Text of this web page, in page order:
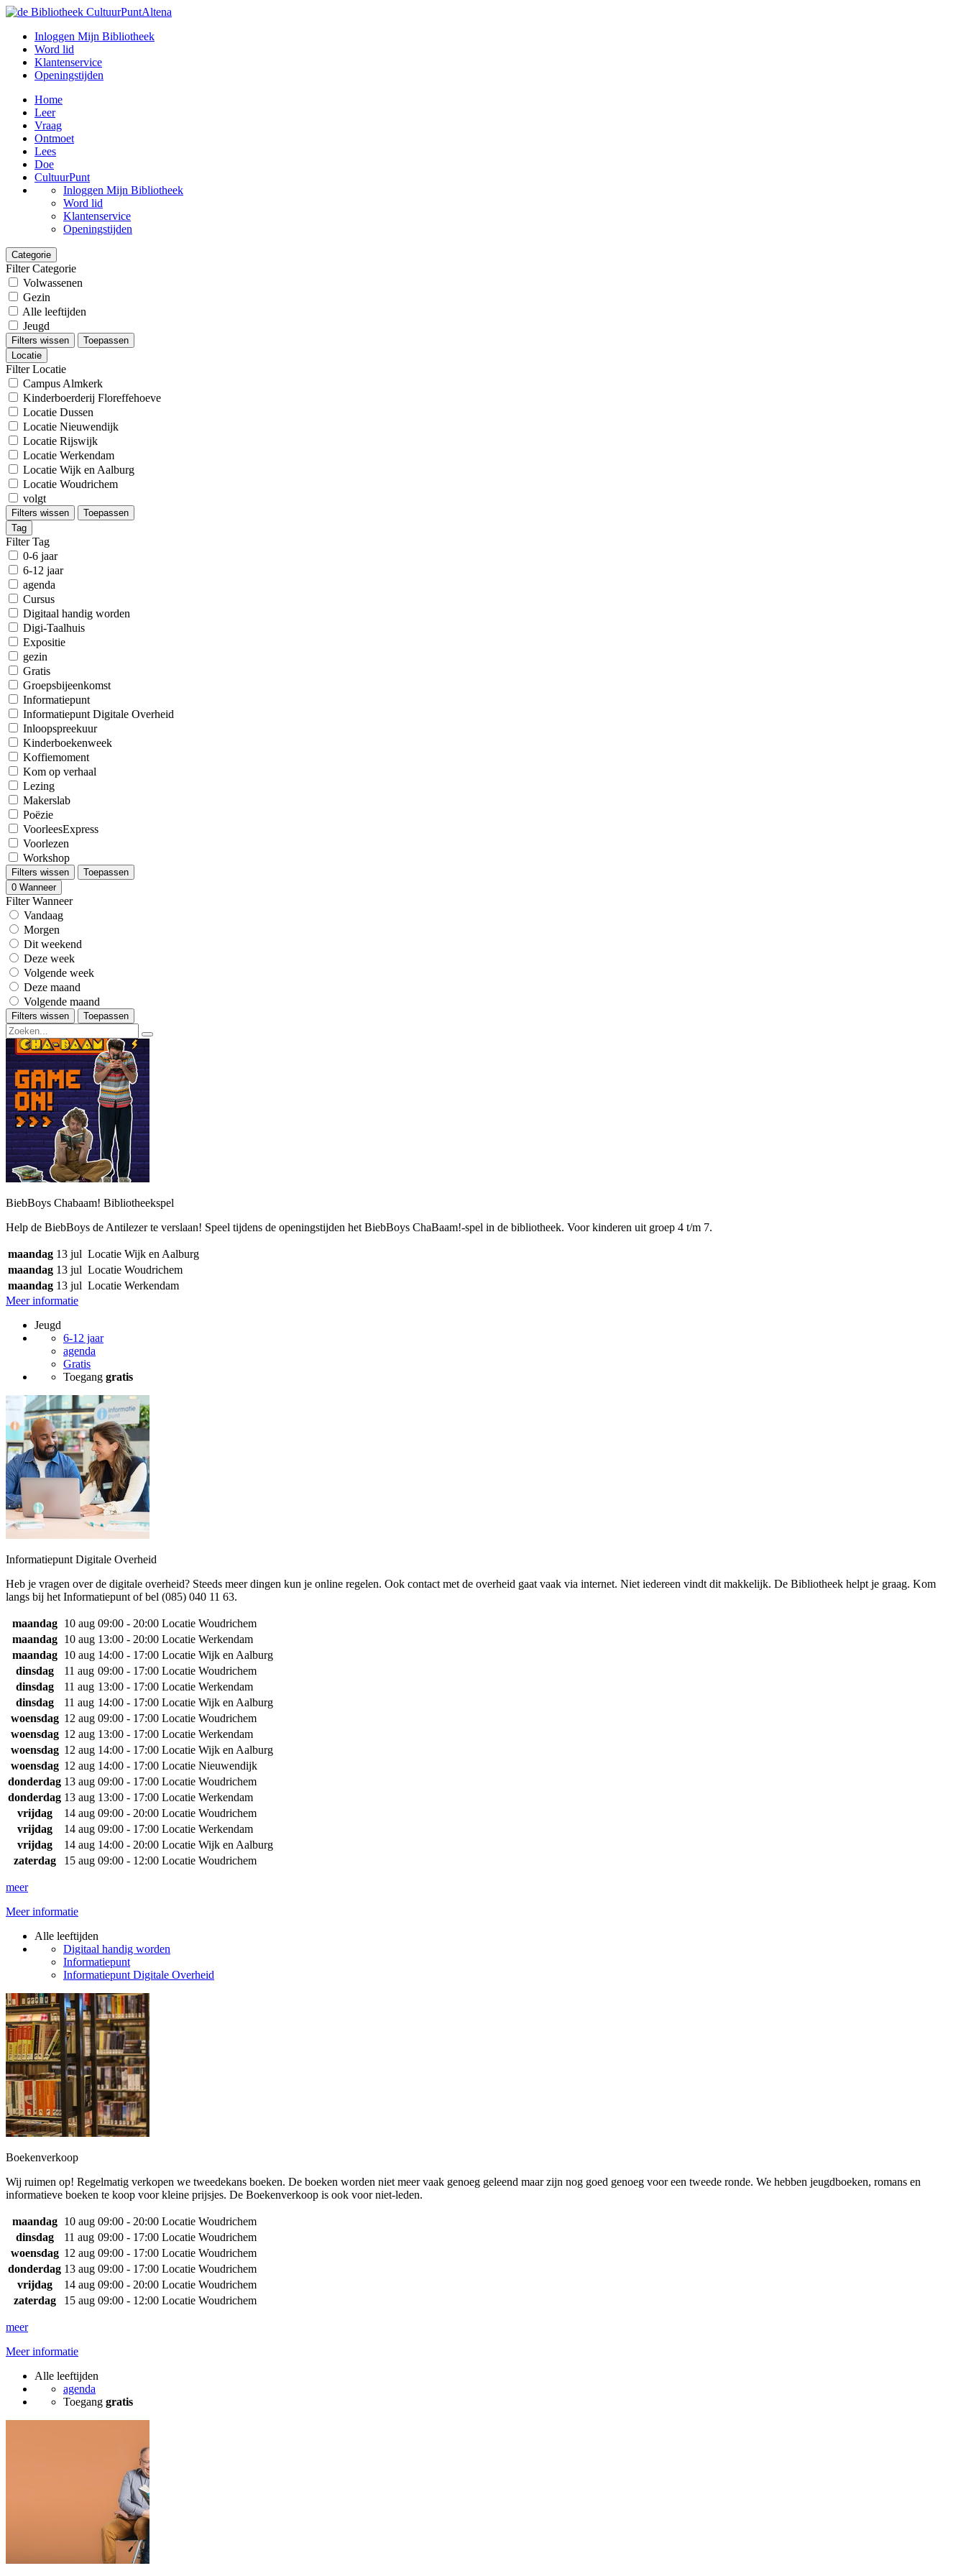
Inloggen Mijn Bibliotheek
Word lid
Klantenservice
Openingstijden
Home
Leer
Vraag
Ontmoet
Lees
Doe
CultuurPunt
Inloggen Mijn Bibliotheek
Word lid
Klantenservice
Openingstijden
Categorie
Filter Categorie
Volwassenen
Gezin
Alle leeftijden
Jeugd
Filters wissen
Toepassen
Locatie
Filter Locatie
Campus Almkerk
Kinderboerderij Floreffehoeve
Locatie Dussen
Locatie Nieuwendijk
Locatie Rijswijk
Locatie Werkendam
Locatie Wijk en Aalburg
Locatie Woudrichem
volgt
Filters wissen
Toepassen
Tag
Filter Tag
0-6 jaar
6-12 jaar
agenda
Cursus
Digitaal handig worden
Digi-Taalhuis
Expositie
gezin
Gratis
Groepsbijeenkomst
Informatiepunt
Informatiepunt Digitale Overheid
Inloopspreekuur
Kinderboekenweek
Koffiemoment
Kom op verhaal
Lezing
Makerslab
Poëzie
VoorleesExpress
Voorlezen
Workshop
Filters wissen
Toepassen
0 Wanneer
Filter Wanneer
Vandaag
Morgen
Dit weekend
Deze week
Volgende week
Deze maand
Volgende maand
Filters wissen Toepassen
BiebBoys Chabaam! Bibliotheekspel
Help de BiebBoys de Antilezer te verslaan! Speel tijdens de openingstijden het BiebBoys ChaBaam!-spel in de bibliotheek. Voor kinderen uit groep 4 t/m 7.
maandag 13 jul Locatie Wijk en Aalburg
maandag 13 jul Locatie Woudrichem
maandag 13 jul Locatie Werkendam
Meer informatie
Jeugd
6-12 jaar
agenda
Gratis
Toegang gratis
Informatiepunt Digitale Overheid
Heb je vragen over de digitale overheid? Steeds meer dingen kun je online regelen. Ook contact met de overheid gaat vaak via internet. Niet iedereen vindt dit makkelijk. De Bibliotheek helpt je graag. Kom
langs bij het Informatiepunt of bel (085) 040 11 63.
maandag 10 aug 09:00 - 20:00 Locatie Woudrichem
maandag
10 aug 13:00 - 20:00 Locatie Werkendam
maandag
10 aug 14:00 - 17:00 Locatie Wijk en Aalburg
dinsdag
11 aug 09:00 - 17:00 Locatie Woudrichem
dinsdag
11 aug 13:00 - 17:00 Locatie Werkendam
dinsdag
11 aug 14:00 - 17:00 Locatie Wijk en Aalburg
woensdag 12 aug 09:00 - 17:00 Locatie Woudrichem
woensdag 12 aug 13:00 - 17:00 Locatie Werkendam
woensdag 12 aug 14:00 - 17:00 Locatie Wijk en Aalburg
woensdag 12 aug 14:00 - 17:00 Locatie Nieuwendijk
donderdag 13 aug 09:00 - 17:00 Locatie Woudrichem
donderdag 13 aug 13:00 - 17:00 Locatie Werkendam
vrijdag
14 aug 09:00 - 20:00 Locatie Woudrichem
vrijdag
14 aug 09:00 - 17:00 Locatie Werkendam
vrijdag
14 aug 14:00 - 20:00 Locatie Wijk en Aalburg
zaterdag
15 aug 09:00 - 12:00 Locatie Woudrichem
meer
Meer informatie
Alle leeftijden
Digitaal handig worden
Informatiepunt
Informatiepunt Digitale Overheid
Boekenverkoop
Wij ruimen op! Regelmatig verkopen we tweedekans boeken. De boeken worden niet meer vaak genoeg geleend maar zijn nog goed genoeg voor een tweede ronde. We hebben jeugdboeken, romans en
informatieve boeken te koop voor kleine prijsjes. De Boekenverkoop is ook voor niet-leden.
maandag 10 aug 09:00 - 20:00 Locatie Woudrichem
dinsdag
11 aug 09:00 - 17:00 Locatie Woudrichem
woensdag 12 aug 09:00 - 17:00 Locatie Woudrichem
donderdag 13 aug 09:00 - 17:00 Locatie Woudrichem
vrijdag
14 aug 09:00 - 20:00 Locatie Woudrichem
zaterdag
15 aug 09:00 - 12:00 Locatie Woudrichem
meer
Meer informatie
Alle leeftijden
agenda
Toegang gratis